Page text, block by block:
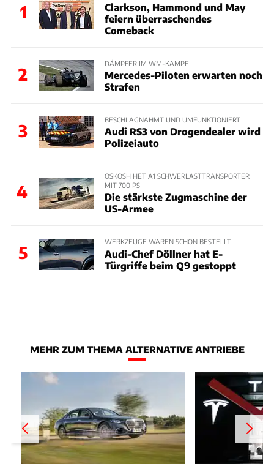
1
Clarkson, Hammond und May
feiern überraschendes
Comeback
2
DÄMPFER IM WM-KAMPF
Mercedes-Piloten erwarten noch
Strafen
3
BESCHLAGNAHMT UND UMFUNKTIONIERT
Audi RS3 von Drogendealer wird
Polizeiauto
4
OSKOSH HET A1 SCHWERLASTTRANSPORTER
MIT 700 PS
Die stärkste Zugmaschine der
US-Armee
5
WERKZEUGE WAREN SCHON BESTELLT
Audi-Chef Döllner hat E-
Türgriffe beim Q9 gestoppt
MEHR ZUM THEMA ALTERNATIVE ANTRIEBE